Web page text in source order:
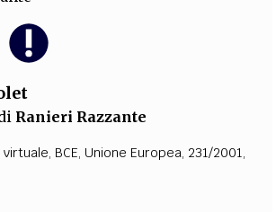
Ranieri Razzante
, BCE, Unione Europea, 231/2001,